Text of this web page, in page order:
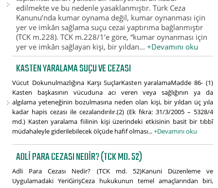
edilmekte ve bu nedenle yasaklanmıştır. Türk Ceza
Kanunu’nda kumar oynama değil, kumar oynanması için
yer ve imkân sağlama suçu cezai yaptırıma bağlanmıştır
(TCK m.228). TCK m.228/1’e göre, “kumar oynanması için
yer ve imkân sağlayan kişi, bir yıldan...+Devamını oku
KASTEN YARALAMA SUÇU VE CEZASI
Vücut Dokunulmazlığına Karşı SuçlarKasten yaralamaMadde 86- (1)
Kasten başkasının vücuduna acı veren veya sağlığının ya da
algılama yeteneğinin bozulmasına neden olan kişi, bir yıldan üç yıla
kadar hapis cezası ile cezalandırılır.(2) (Ek fıkra: 31/3/2005 – 5328/4
md.) Kasten yaralama fiilinin kişi üzerindeki etkisinin basit bir tıbbî
müdahaleyle giderilebilecek ölçüde hafif olması...+Devamını oku
ADLI PARA CEZASI NEDIR? (TCK MD. 52)
Adli Para Cezası Nedir? (TCK md. 52)Kanuni Düzenleme ve
Uygulamadaki YeriGirişCeza hukukunun temel amaçlarından biri,